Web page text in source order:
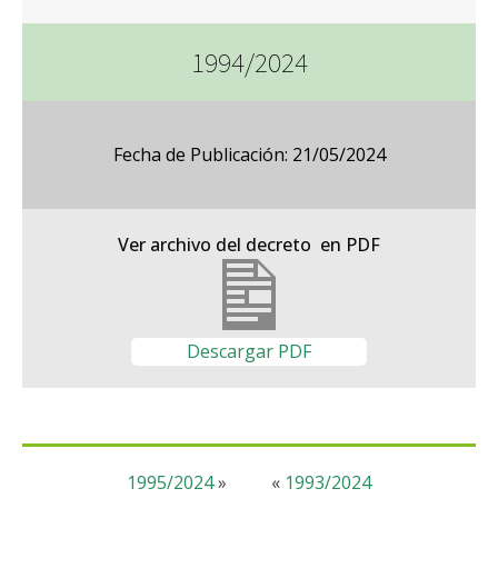
1994/2024
Fecha de Publicación: 21/05/2024
Ver archivo del decreto en PDF
Descargar PDF
« 1993/2024
1995/2024»